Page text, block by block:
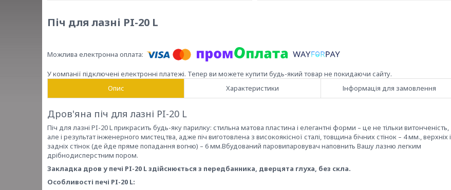
Піч для лазні PI-20 L
У компанії підключені електронні платежі. Тепер ви можете купити будь-який товар не покидаючи сайту.
Опис
Характеристики Інформація для замовлення
Дров'яна піч для лазні PI-20 L
Піч для лазні PI-20 L прикрасить будь-яку парилку: стильна матова пластина і елегантні форми – це не тільки витонченість,
але і результат інженерного мистецтва, адже піч виготовлена з високоякісної сталі, товщина бічних стінок – 4 мм., верхніх і
задніх стінок (де йде пряме попадання вогню) – 6 мм.Вбудований паровипаровувач наповнить Вашу лазню легким
дрібнодисперстним пором.
Закладка дров у печі PI-20 L здійснюється з передбанника, дверцята глуха, без скла.
Особливості печі PI-20 L: